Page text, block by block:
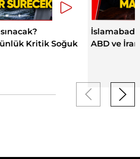
Kritik Soğuk
ABD ve